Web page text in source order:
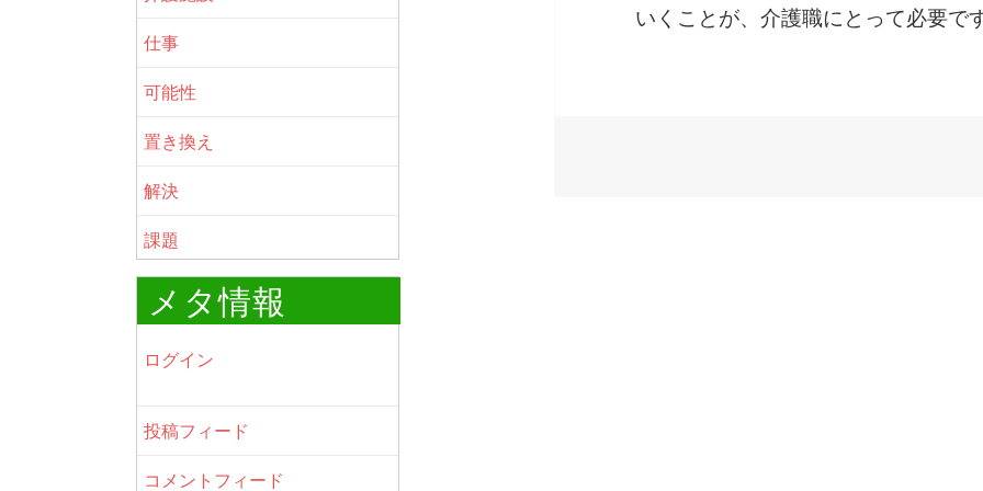
仕事
可能性
置き換え
解決
課題
メタ情報
ログイン
投稿フィード
コメントフィード
いくことが、介護職にとって必要で